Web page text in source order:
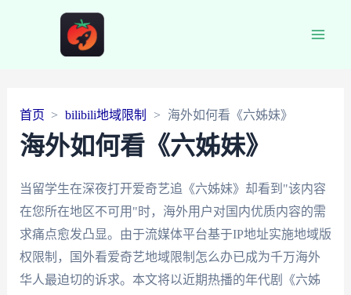
首页 bilibili地域限制 海外如何看《六姊妹》
海外如何看《六姊妹》
当留学生在深夜打开爱奇艺追《六姊妹》却看到"该内容
在您所在地区不可用"时，海外用户对国内优质内容的需
求痛点愈发凸显。由于流媒体平台基于IP地址实施地域版
权限制，国外看爱奇艺地域限制怎么办已成为千万海外
华人最迫切的诉求。本文将以近期热播的年代剧《六姊